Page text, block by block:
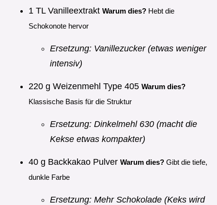
1 TL Vanilleextrakt Warum dies? Hebt die
Schokonote hervor
Ersetzung: Vanillezucker (etwas weniger
intensiv)
220 g Weizenmehl Type 405 Warum dies?
Klassische Basis für die Struktur
Ersetzung: Dinkelmehl 630 (macht die
Kekse etwas kompakter)
40 g Backkakao Pulver Warum dies? Gibt die tiefe,
dunkle Farbe
Ersetzung: Mehr Schokolade (Keks wird